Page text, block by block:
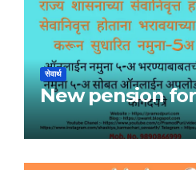
सेवार्थ
New pension